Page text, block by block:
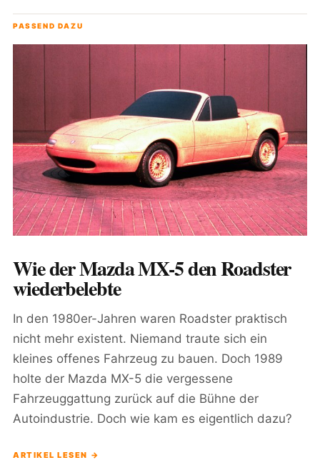
PASSEND DAZU
Wie der Mazda MX-5 den Roadster
wiederbelebte
In den 1980er-Jahren waren Roadster praktisch
nicht mehr existent. Niemand traute sich ein
kleines offenes Fahrzeug zu bauen. Doch 1989
holte der Mazda MX-5 die vergessene
Fahrzeuggattung zurück auf die Bühne der
Autoindustrie. Doch wie kam es eigentlich dazu?
ARTIKEL LESEN →